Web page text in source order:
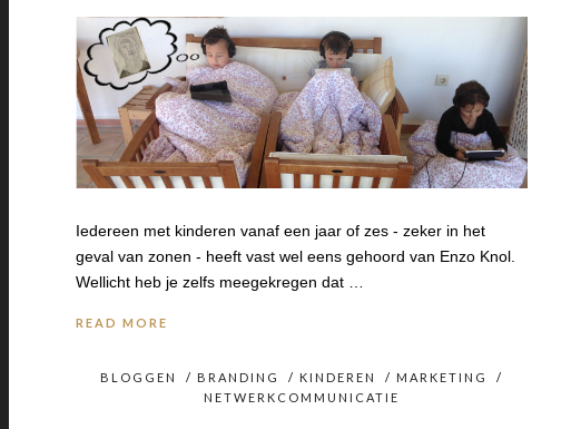
Iedereen met kinderen vanaf een jaar of zes - zeker in het
geval van zonen - heeft vast wel eens gehoord van Enzo Knol.
Wellicht heb je zelfs meegekregen dat …
READ MORE
BLOGGEN / BRANDING / KINDEREN / MARKETING
/
NETWERKCOMMUNICATIE